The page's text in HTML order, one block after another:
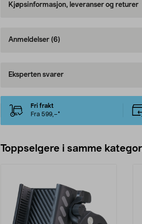
Kjøpsinformasjon, leveranser og returer
Anmeldelser (6)
Eksperten svarer
Fri frakt
Fra 599,–*
Toppselgere i samme